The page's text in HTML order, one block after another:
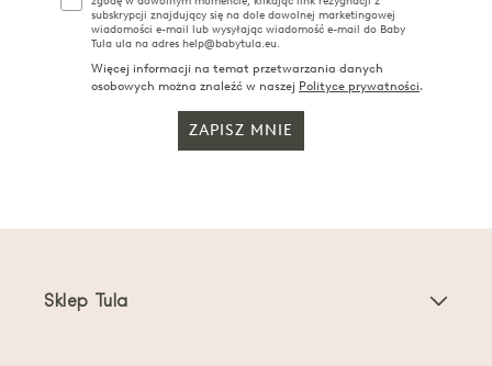
subskrypcji znajdujący się na dole dowolnej marketingowej
wiadomości e-mail lub wysyłając wiadomość e-mail do Baby
Tula ula na adres help@babytula.eu.
Więcej informacji na temat przetwarzania danych
osobowych można znaleźć w naszej Polityce prywatności.
ZAPISZ MNIE
Sklep Tula